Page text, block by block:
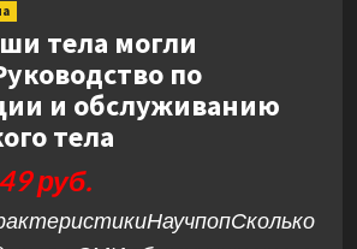
тела могли
по
и обслуживанию
тела
руб.